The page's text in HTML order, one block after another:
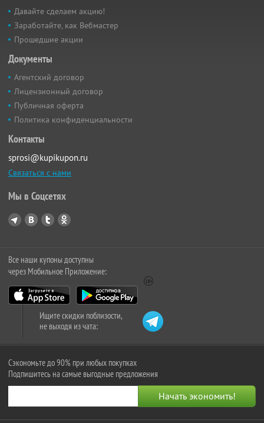
Давайте сделаем акцию!
Заработайте, как Вебмастер
Прошедшие акции
Документы
Агентский договор
Лицензионный договор
Публичная оферта
Политика конфиденциальности
Контакты
sprosi@kupikupon.ru
Связаться с нами
Мы в Соцсетях
Все наши купоны доступны
через Мобильное Приложение:
Ищите скидки поблизости,
не выходя из чата:
Сэкономьте до 90% при любых покупках
Подпишитесь на самые выгодные предложения